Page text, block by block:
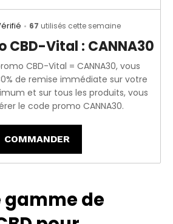
67 utilisés cette semaine
CBD-Vital : CANNA30
CBD-Vital = CANNA30, vous
de remise immédiate sur votre
et sur tous les produits, vous
le code promo CANNA30.
COMMANDER
gamme de